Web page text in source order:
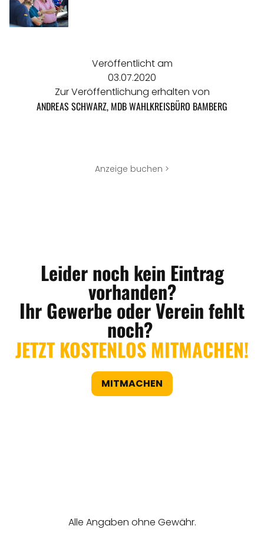
Veröffentlicht am
03.07.2020
Zur Veröffentlichung erhalten von
ANDREAS SCHWARZ, MDB WAHLKREISBÜRO BAMBERG
Anzeige buchen >
Leider noch kein Eintrag
vorhanden?
Ihr Gewerbe oder Verein fehlt
noch?
JETZT KOSTENLOS MITMACHEN!
MITMACHEN